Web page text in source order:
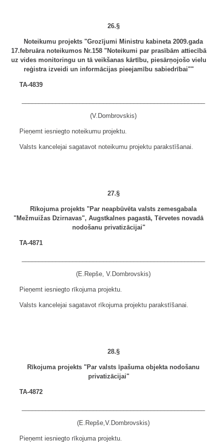
26.§
Noteikumu projekts "Grozījumi Ministru kabineta 2009.gada
17.februāra noteikumos Nr.158 "Noteikumi par prasībām attiecībā
uz vides monitoringu un tā veikšanas kārtību, piesārņojošo vielu
reģistra izveidi un informācijas pieejamību sabiedrībai""
TA-4839
(V.Dombrovskis)
Pieņemt iesniegto noteikumu projektu.
Valsts kancelejai sagatavot noteikumu projektu parakstīšanai.
27.§
Rīkojuma projekts "Par neapbūvēta valsts zemesgabala
"Mežmuižas Dzirnavas", Augstkalnes pagastā, Tērvetes novadā
nodošanu privatizācijai"
TA-4871
(E.Repše, V.Dombrovskis)
Pieņemt iesniegto rīkojuma projektu.
Valsts kancelejai sagatavot rīkojuma projektu parakstīšanai.
28.§
Rīkojuma projekts "Par valsts īpašuma objekta nodošanu
privatizācijai"
TA-4872
(E.Repše,V.Dombrovskis)
Pieņemt iesniegto rīkojuma projektu.